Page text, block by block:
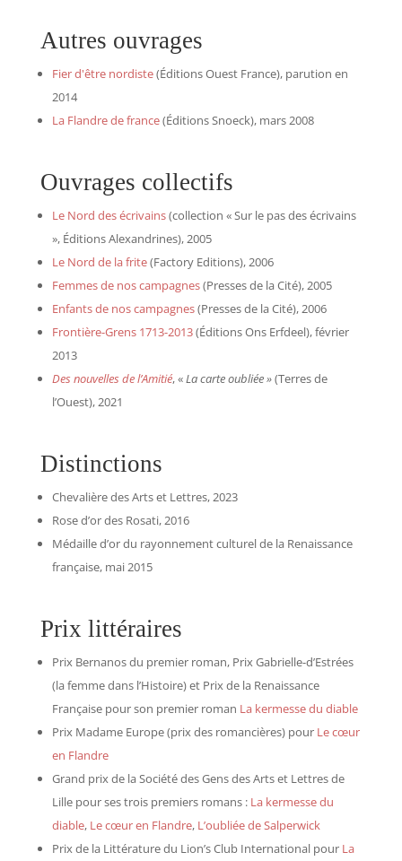
Autres ouvrages
Fier d'être nordiste(Éditions Ouest France), parution en
2014
La Flandre de france(Éditions Snoeck), mars 2008
Ouvrages collectifs
Le Nord des écrivains(collection « Sur le pas des écrivains
», Éditions Alexandrines), 2005
Le Nord de la frite(Factory Editions), 2006
Femmes de nos campagnes(Presses de la Cité), 2005
Enfants de nos campagnes(Presses de la Cité), 2006
Frontière-Grens 1713-2013(Éditions Ons Erfdeel), février
2013
Des nouvelles de l’Amitié, «La carte oubliée »(Terres de
l’Ouest), 2021
Distinctions
Chevalière des Arts et Lettres, 2023
Rose d’or des Rosati, 2016
Médaille d’or du rayonnement culturel de la Renaissance
française, mai 2015
Prix littéraires
Prix Bernanos du premier roman, Prix Gabrielle-d’Estrées
(la femme dans l’Histoire) et Prix de la Renaissance
Française pour son premier roman La kermesse du diable
Prix Madame Europe (prix des romancières) pour Le cœur
en Flandre
Grand prix de la Société des Gens des Arts et Lettres de
Lille pour ses trois premiers romans : La kermesse du
diable, Le cœur en Flandre, L’oubliée de Salperwick
Prix de la Littérature du Lion’s Club International pour La